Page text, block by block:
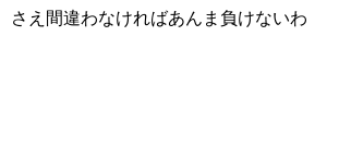
さえ間違わなければあんま負けないわ